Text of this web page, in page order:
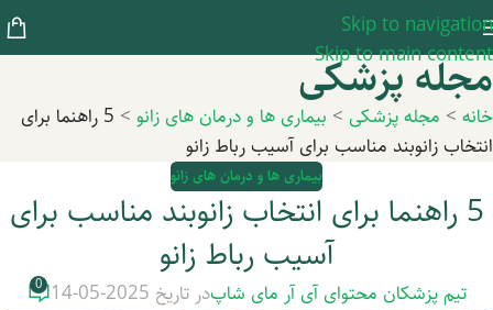
Skip to navigation
Skip to main content
مجله پزشکی
خانه > مجله پزشکی > بیماری ها و درمان های زانو >
5 راهنما برای
انتخاب زانوبند مناسب برای آسیب رباط زانو
بیماری ها و درمان های زانو
5 راهنما برای انتخاب زانوبند مناسب برای
آسیب رباط زانو
تیم پزشکان محتوای آی آر مای شاپدر تاریخ 2025-05-14 0